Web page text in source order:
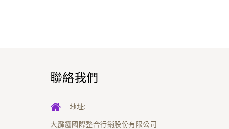
聯絡我們
地址:
大霹靂國際整合行銷股份有限公司